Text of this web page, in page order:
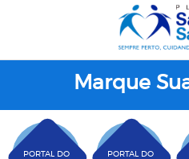
Marque
PORTAL DO
PORTAL DO